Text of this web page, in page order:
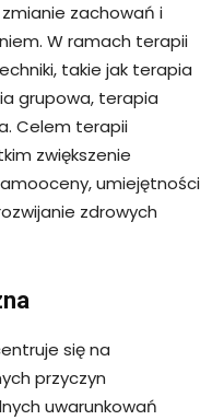
zachowań i
W ramach terapii
takie jak terapia
grupowa, terapia
Celem terapii
zwiększenie
umiejętności
zdrowych
się na
przyczyn
uwarunkowań